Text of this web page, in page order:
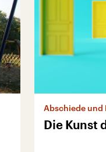
Abschiede und
Die Kunst